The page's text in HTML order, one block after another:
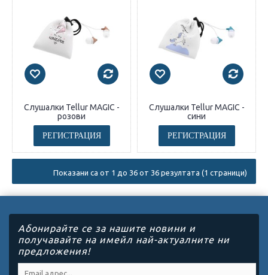
Слушалки Tellur MAGIC -
розови
РЕГИСТРАЦИЯ
Слушалки Tellur MAGIC -
сини
РЕГИСТРАЦИЯ
Показани са от 1 до 36 от 36 резултата (1 страници)
Абонирайте се за нашите новини и
получавайте на имейл най-актуалните ни
предложения!